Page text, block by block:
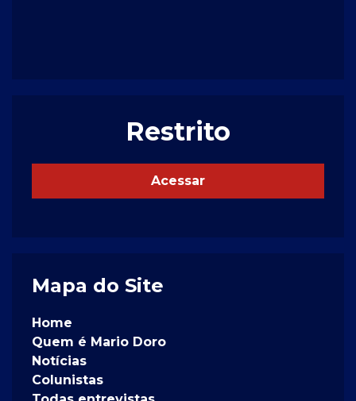
Restrito
Acessar
Mapa do Site
Home
Quem é Mario Doro
Notícias
Colunistas